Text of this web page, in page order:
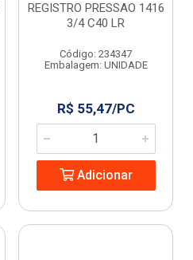
REGISTRO PRESSAO 1416
3/4 C40 LR
Código: 234347
Embalagem: UNIDADE
R$ 55,47/PC
Adicionar